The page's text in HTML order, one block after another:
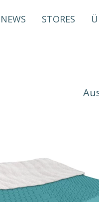
NEWS STORES